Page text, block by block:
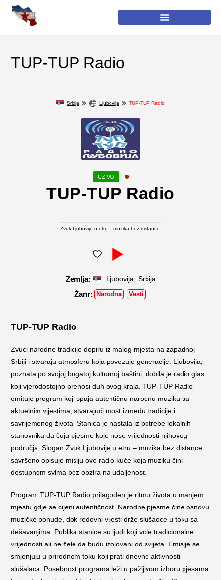
TUP-TUP Radio
Srbija Ljubovija TUP-TUP Radio
TUP-TUP Radio
Zvuk Ljubovije u etru – muzika bez distance.
Ljubovija Srbija
Narodna Vesti
TUP-TUP Radio
Zvuci narodne tradicije dopiru iz malog mjesta na zapadnoj
Srbiji i stvaraju atmosferu koja povezuje generacije. Ljubovija,
poznata po svojoj bogatoj kulturnoj baštini, dobila je radio glas
koji vjerodostojno prenosi duh ovog kraja. TUP-TUP Radio
emituje program koji spaja autentičnu narodnu muziku sa
aktuelnim vijestima, stvarajući most između tradicije i
savrijemenog života. Stanica je nastala iz potrebe lokalnih
stanovnika da čuju pjesme koje nose vrijednosti njihovog
područja. Slogan Zvuk Ljubovije u etru – muzika bez distance
savršeno opisuje misiju ove radio kuće koja muziku čini
dostupnom svima bez obzira na udaljenost.
Program TUP-TUP Radio prilagođen je ritmu života u manjem
mjestu gdje se cijeni autentičnost. Narodne pjesme čine osnovu
muzičke ponude, dok redovni vijesti drže slušaoce u toku sa
dešavanjima. Publika stanice su ljudi koji vole tradicionalne
vrijednosti ali ne žele da budu izolovani od svijeta. Emisije se
smjenjuju u prirodnom toku koji prati dnevne aktivnosti
slušalaca. Posebnost programa leži u pažljivom izboru pjesama